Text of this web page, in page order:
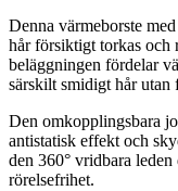
Denna värmeborste
hår försiktigt torkas och
beläggningen fördelar
särskilt smidigt hår
Den omkopplingsbara
antistatisk effekt och
den 360° vridbara
rörelsefrihet.